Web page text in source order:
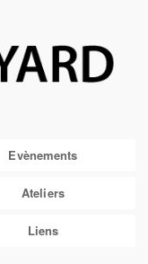
Evènements
Ateliers
Liens